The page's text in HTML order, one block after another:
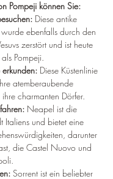
Pompeji können Sie:
Diese antike
ebenfalls durch den
zerstört und ist heute
Pompeji.
erkunden: Diese Küstenlinie
atemberaubende
charmanten Dörfer.
Neapel ist die
Italiens und bietet eine
darunter
die Castel Nuovo und
Sorrent ist ein beliebter